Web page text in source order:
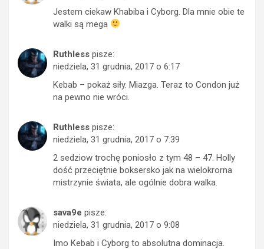
Jestem ciekaw Khabiba i Cyborg. Dla mnie obie te
walki są mega
Ruthless pisze:
niedziela, 31 grudnia, 2017 o 6:17
Kebab – pokaż siły. Miazga. Teraz to Condon już
na pewno nie wróci.
Ruthless pisze:
niedziela, 31 grudnia, 2017 o 7:39
2 sedziow trochę poniosło z tym 48 – 47. Holly
dość przeciętnie boksersko jak na wielokrorna
mistrzynie świata, ale ogólnie dobra walka.
sava9e pisze:
niedziela, 31 grudnia, 2017 o 9:08
Imo Kebab i Cyborg to absolutna dominacja.